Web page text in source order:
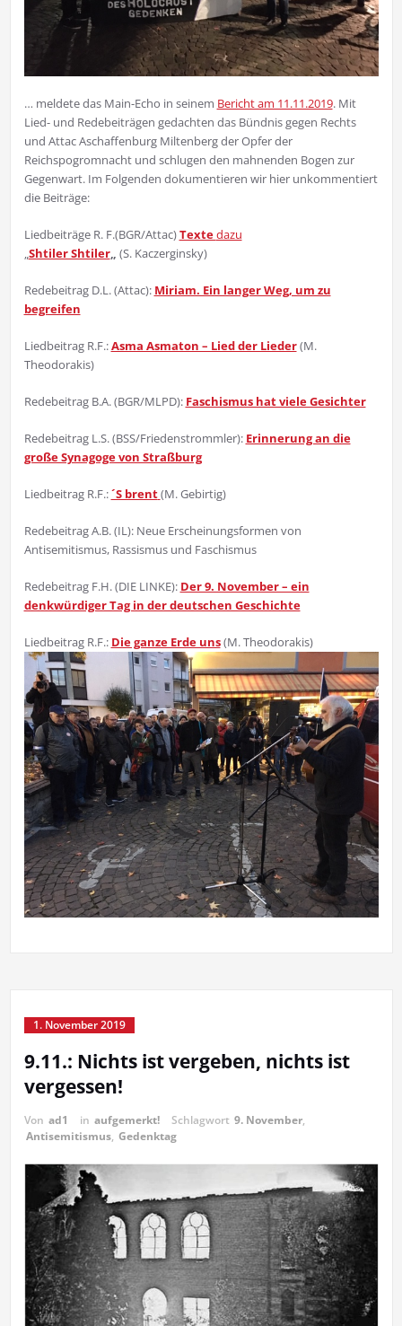
… meldete das Main-Echo in seinem Bericht am 11.11.2019. Mit
Lied- und Redebeiträgen gedachten das Bündnis gegen Rechts
und Attac Aschaffenburg Miltenberg der Opfer der
Reichspogromnacht und schlugen den mahnenden Bogen zur
Gegenwart. Im Folgenden dokumentieren wir hier unkommentiert
die Beiträge:
Liedbeiträge R. F.(BGR/Attac)Textedazu
„Shtiler Shtiler„ (S. Kaczerginsky)
Redebeitrag D.L. (Attac): Miriam. Ein langer Weg, um zu
begreifen
Liedbeitrag R.F.:Asma Asmaton – Lied der Lieder(M.
Theodorakis)
Redebeitrag B.A. (BGR/MLPD): Faschismus hat viele Gesichter
Redebeitrag L.S. (BSS/Friedenstrommler): Erinnerung an die
große Synagoge von Straßburg
Liedbeitrag R.F.:´S brent(M. Gebirtig)
Redebeitrag A.B. (IL): Neue Erscheinungsformen von
Antisemitismus, Rassismus und Faschismus
Redebeitrag F.H. (DIE LINKE): Der 9. November – ein
denkwürdiger Tag in der deutschen Geschichte
Liedbeitrag R.F.: Die ganze Erde uns(M. Theodorakis)
1. November 2019
9.11.: Nichts ist vergeben, nichts ist
vergessen!
Von ad1 in aufgemerkt! Schlagwort 9. November,
Antisemitismus, Gedenktag